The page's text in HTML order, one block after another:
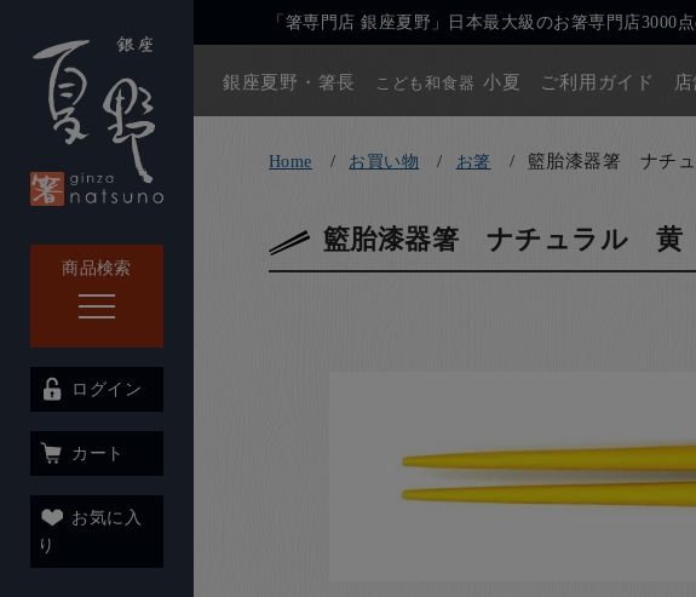
商品検索
「箸専門店 銀座夏野」日本最大級のお箸専門店3000点
銀座夏野・箸長 こども和食器 小夏 ご利用ガイド
ログイン
カート
お気に入
り
Home お買い物 お箸 籃胎漆器箸 ナチ
籃胎漆器箸 ナチュラル 黄